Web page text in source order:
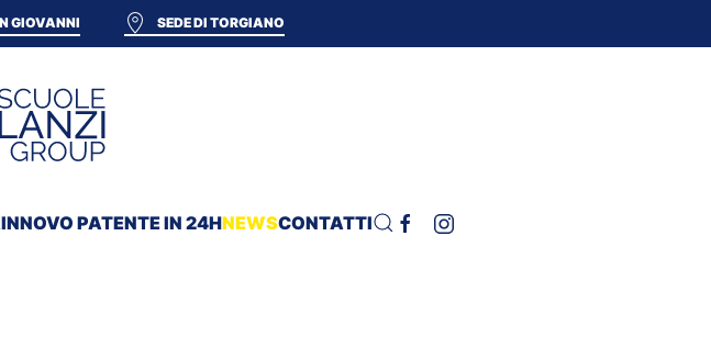
GIOVANNI SEDE DI TORGIANO
PATENTE IN 24HNEWSCONTATTI